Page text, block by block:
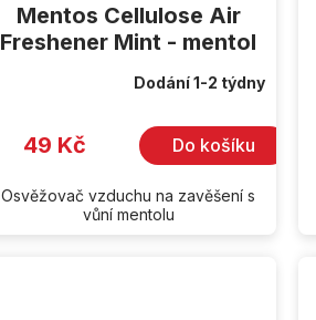
Mentos Cellulose Air
Freshener Mint - mentol
Dodání 1-2 týdny
49 Kč Do košíku
Osvěžovač vzduchu na zavěšení s
vůní mentolu